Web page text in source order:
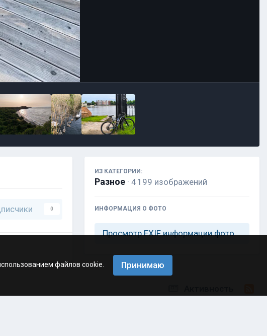
0
ИЗ КАТЕГОРИИ:
Разное · 4 199 изображений
ИНФОРМАЦИЯ О ФОТО
Просмотр EXIF информации фотографии
файлов cookie. Принимаю